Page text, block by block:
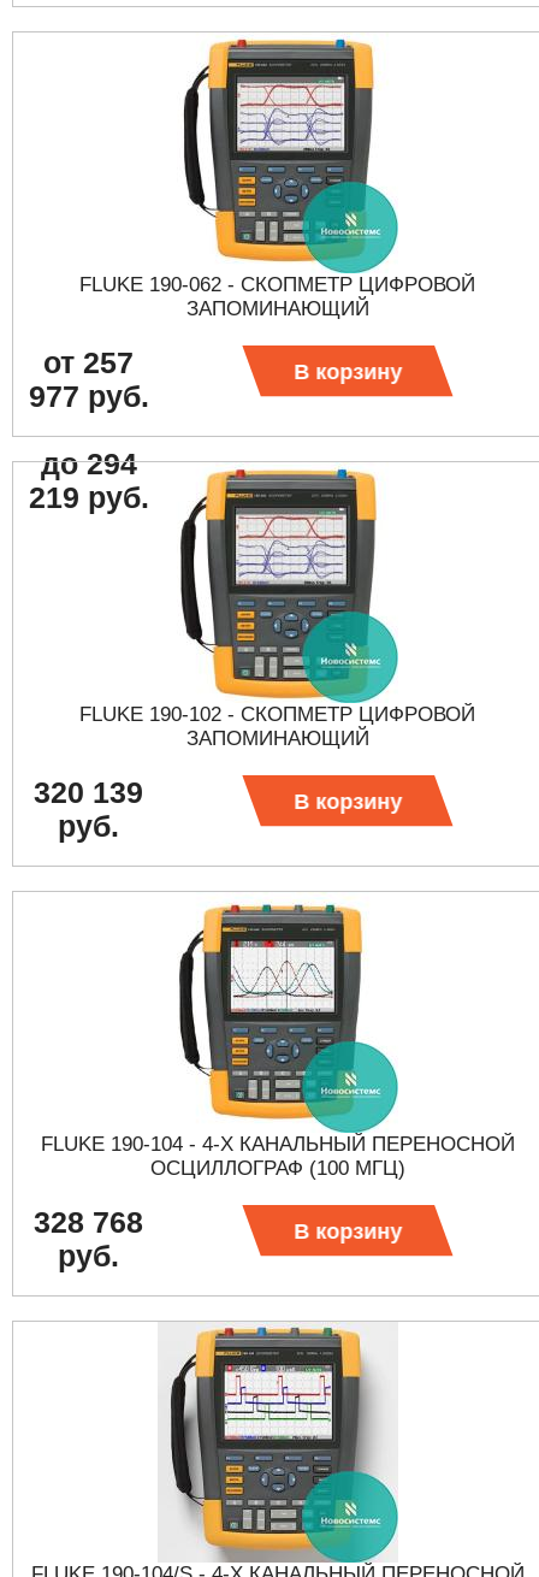
FLUKE 190-062 - СКОПМЕТР ЦИФРОВОЙ
ЗАПОМИНАЮЩИЙ
от 257
977 руб.
до 294
219 руб.
В корзину
FLUKE 190-102 - СКОПМЕТР ЦИФРОВОЙ
ЗАПОМИНАЮЩИЙ
320 139
руб.
В корзину
FLUKE 190-104 - 4-Х КАНАЛЬНЫЙ ПЕРЕНОСНОЙ
ОСЦИЛЛОГРАФ (100 МГЦ)
328 768
руб.
В корзину